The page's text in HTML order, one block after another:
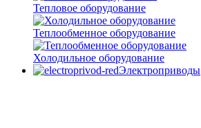
Тепловое оборудование
Теплообменное оборудование
Холодильное оборудование
Электроприводы